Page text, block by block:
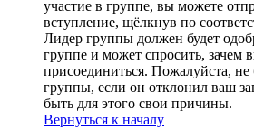
участие в группе, вы можете
вступление, щёлкнув по
Лидер группы должен будет
группе и может спросить, зачем
присоединиться. Пожалуйста, не
группы, если он отклонил ваш
быть для этого свои причины.
Вернуться к началу